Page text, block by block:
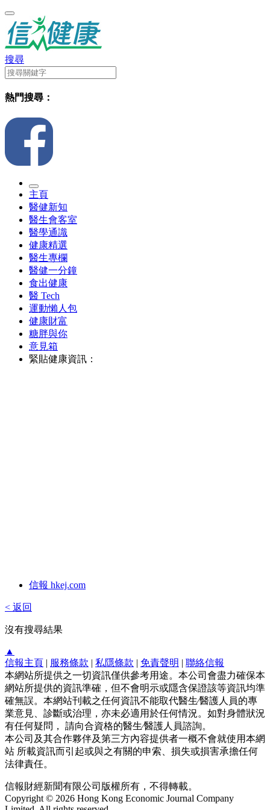
搜尋
熱門搜尋：
主頁
醫健新知
醫生會客室
醫學通識
健康精選
醫生專欄
醫健一分鐘
食出健康
醫 Tech
運動懶人包
健康財富
糖胖與你
意見箱
緊貼健康資訊：
信報 hkej.com
< 返回
沒有搜尋結果
▲
信報主頁 | 服務條款 | 私隱條款 | 免責聲明 | 聯絡信報
本網站所提供之一切資訊僅供參考用途。本公司會盡力確保本
網站所提供的資訊準確，但不會明示或隱含保證該等資訊均準
確無誤。本網站刊載之任何資訊不能取代醫生∕醫護人員的專
業意見、診斷或治理，亦未必適用於任何情況。如對身體狀況
有任何疑問， 請向合資格的醫生∕醫護人員諮詢。
本公司及其合作夥伴及第三方內容提供者一概不會就使用本網
站 所載資訊而引起或與之有關的申索、損失或損害承擔任何
法律責任。
信報財經新聞有限公司版權所有，不得轉載。
Copyright © 2026 Hong Kong Economic Journal Company